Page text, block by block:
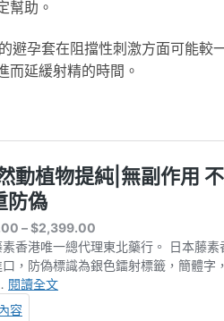
幫助。
避孕套在阻擋性刺激方面可能較
而延緩射精的時間。